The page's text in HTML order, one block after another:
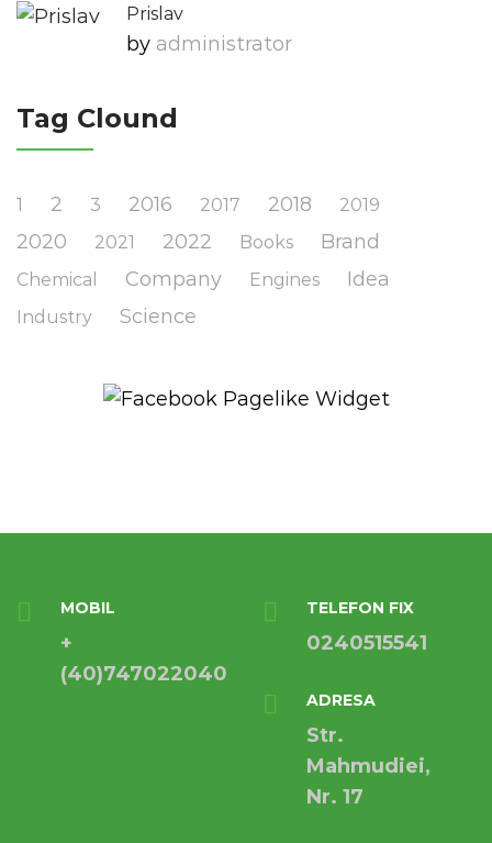
Prislav
by Administrator
Tag Clound
1 2 3 2016 2017 2018 2019
2020 2021 2022 Books Brand
Chemical Company Engines Idea
Industry Science
MOBIL
+
(40)747022040
TELEFON FIX
0240515541
ADRESA
Str.
Mahmudiei,
Nr. 17